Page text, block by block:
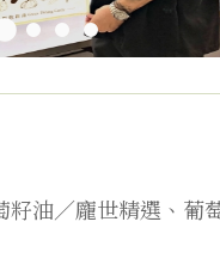
油／龐世精選、葡